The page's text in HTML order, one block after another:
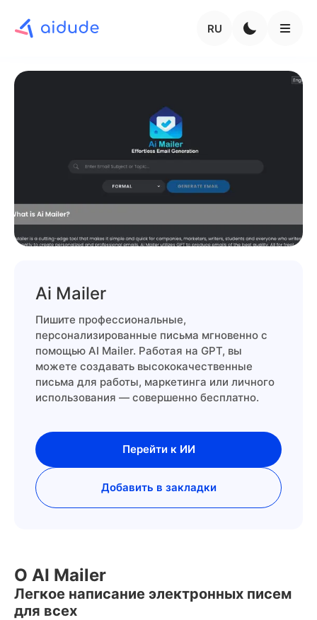
RU
Ai Mailer
Пишите профессиональные,
персонализированные письма мгновенно с
помощью AI Mailer. Работая на GPT, вы
можете создавать высококачественные
письма для работы, маркетинга или личного
использования — совершенно бесплатно.
Перейти к ИИ
Добавить в закладки
О AI Mailer
Легкое написание электронных писем
для всех